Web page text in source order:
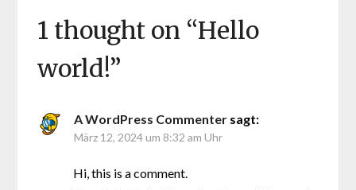
1 thought on “Hello
world!”
A WordPress Commenter sagt:
März 12, 2024 um 8:32 am Uhr
Hi, this is a comment.